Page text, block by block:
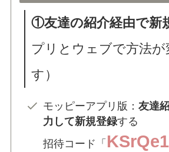
①友達の紹介経由で新
プリとウェブで方法が
す）
モッピーアプリ版： 友達
力して新規登録する
招待コード「